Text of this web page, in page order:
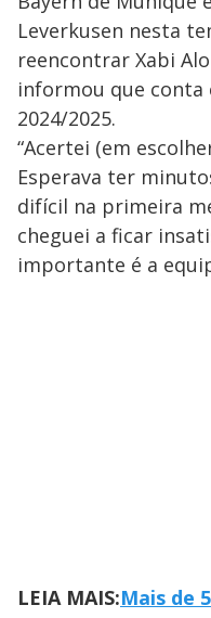
Leverkusen nesta
reencontrar Xabi
informou que conta
2024/2025.
“Acertei (em
Esperava ter
difícil na primeira
cheguei a ficar
importante é a
LEIA MAIS:Mais de